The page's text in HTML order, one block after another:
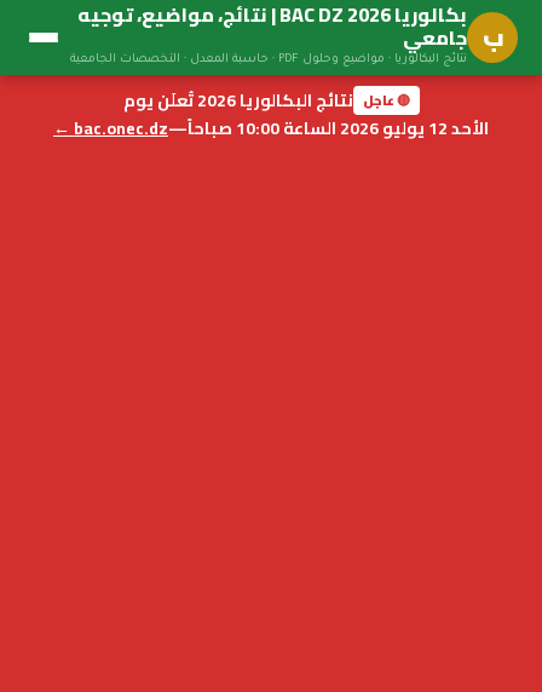
ب بكالوريا BAC DZ 2026 | نتائج، مواضيع، توجيه
جامعي
نتائج البكالوريا · مواضيع وحلول PDF · حاسبة المعدل · التخصصات الجامعية
🔴 عاجل نتائج البكالوريا 2026 تُعلَن يوم
الأحد 12 يوليو 2026 الساعة 10:00 صباحاً
—
bac.onec.dz ←